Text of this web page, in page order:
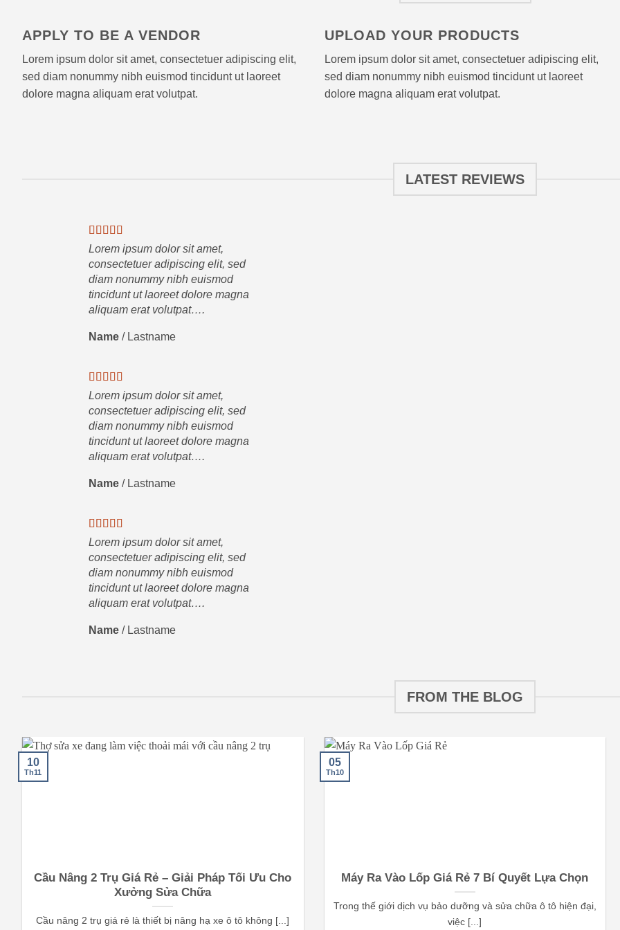
APPLY TO BE A VENDOR
Lorem ipsum dolor sit amet, consectetuer adipiscing elit,
sed diam nonummy nibh euismod tincidunt ut laoreet
dolore magna aliquam erat volutpat.
UPLOAD YOUR PRODUCTS
Lorem ipsum dolor sit amet, consectetuer adipiscing elit,
sed diam nonummy nibh euismod tincidunt ut laoreet
dolore magna aliquam erat volutpat.
LATEST REVIEWS
Lorem ipsum dolor sit amet,
consectetuer adipiscing elit, sed
diam nonummy nibh euismod
tincidunt ut laoreet dolore magna
aliquam erat volutpat….
Name / Lastname
Lorem ipsum dolor sit amet,
consectetuer adipiscing elit, sed
diam nonummy nibh euismod
tincidunt ut laoreet dolore magna
aliquam erat volutpat….
Name / Lastname
Lorem ipsum dolor sit amet,
consectetuer adipiscing elit, sed
diam nonummy nibh euismod
tincidunt ut laoreet dolore magna
aliquam erat volutpat….
Name / Lastname
FROM THE BLOG
Cầu Nâng 2 Trụ Giá Rẻ – Giải Pháp Tối Ưu Cho
Xưởng Sửa Chữa
Cầu nâng 2 trụ giá rẻ là thiết bị nâng hạ xe ô tô không [...]
10
Th11
Máy Ra Vào Lốp Giá Rẻ 7 Bí Quyết Lựa Chọn
Trong thế giới dịch vụ bảo dưỡng và sửa chữa ô tô hiện đại,
việc [...]
05
Th10